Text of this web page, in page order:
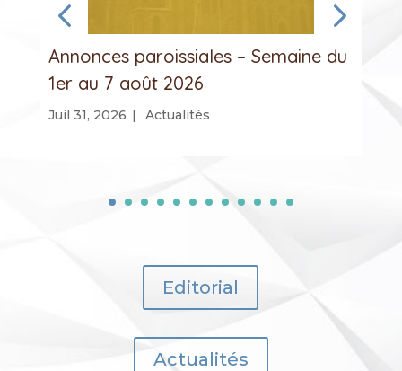
Annonces paroissiales – Semaine du
1er au 7 août 2026
Juil 31, 2026 | Actualités
Editorial
Actualités